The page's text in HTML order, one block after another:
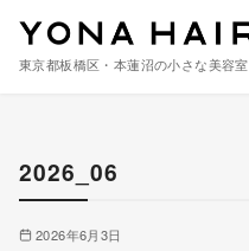
東京都板橋区・本蓮沼の小さな美容室
2026_06
2026年6月3日